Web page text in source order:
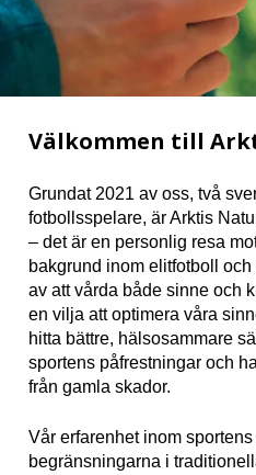
Välkommen till
Grundat 2021 av oss, två
fotbollsspelare, är Arktis
– det är en personlig resa
bakgrund inom elitfotboll
av att vårda både sinne och
en vilja att optimera våra
hitta bättre, hälsosammare
sportens påfrestningar och
från gamla skador.
Vår erfarenhet inom
begränsningarna i